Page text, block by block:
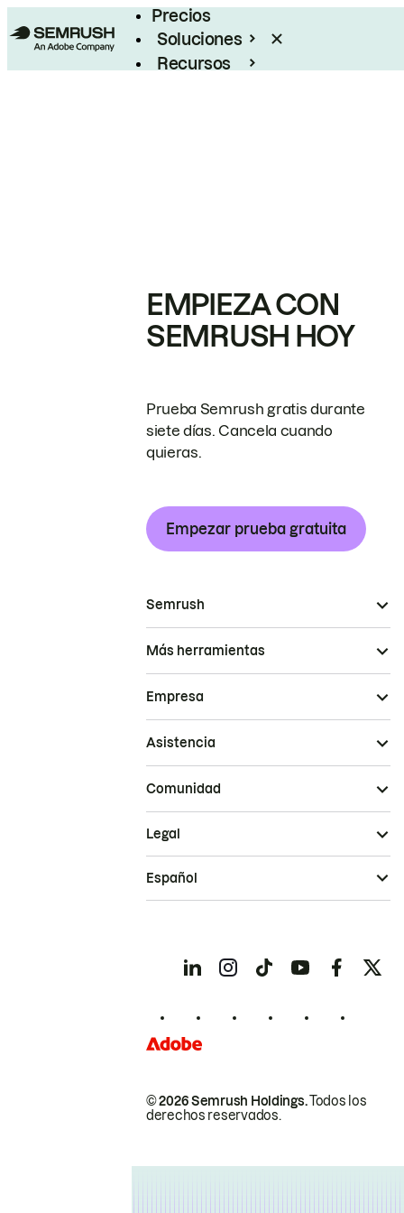
Precios
Soluciones
Recursos
EMPIEZA CON
SEMRUSH HOY
Prueba Semrush gratis durante
siete días. Cancela cuando
quieras.
Empezar prueba gratuita
Semrush
Más herramientas
Empresa
Asistencia
Comunidad
© 2026 Semrush Holdings.Todos los
derechos reservados.
Legal
Español